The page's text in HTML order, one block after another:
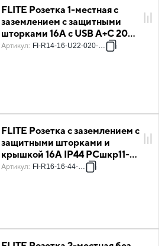
FLITE Розетка 1-местная с
заземлением с защитными
шторками 16А с USB A+C 20Вт
РСЮшс11-0-ФлХ хаки IEK
Артикул: FI-R14-16-U22-020-K59
FLITE Розетка с заземлением с
защитными шторками и
крышкой 16А IP44 РСшкр11-
0-44-ФлХ хаки IEK
Артикул: FI-R16-16-44-K59